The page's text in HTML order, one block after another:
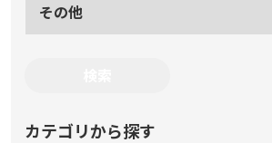
その他
カテゴリから探す